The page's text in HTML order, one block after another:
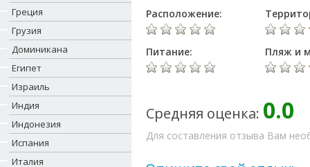
Греция
Грузия
Доминикана
Египет
Израиль
Индия
Индонезия
Испания
Италия
Расположение:
Питание: Пляж и
Средняя оценка: 0.0
Для составления отзыва Вам